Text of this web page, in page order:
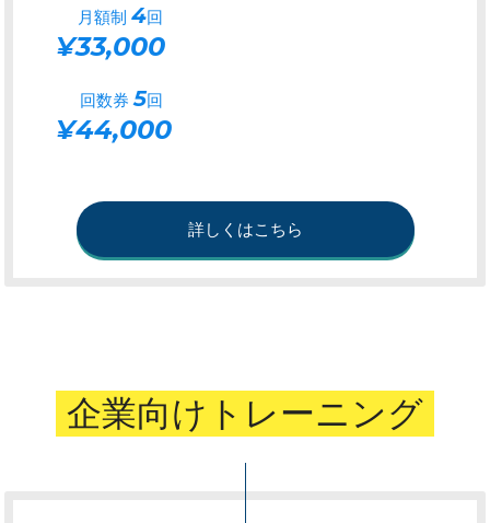
月額制 4回
¥33,000
回数券5回
¥44,000
詳しくはこちら
企業向けトレーニング